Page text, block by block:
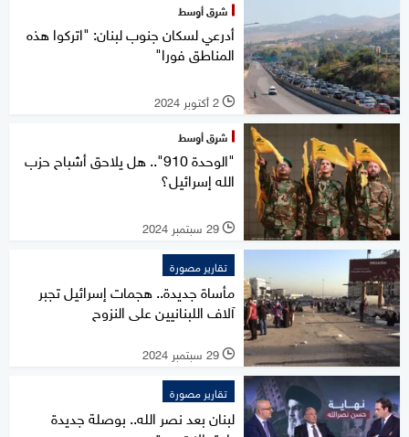
شرق أوسط
أدرعي لسكان جنوب لبنان: "اتركوا هذه
المناطق فورا"
l 2 أكتوبر 2024
شرق أوسط
"الوحدة 910".. هل يلاحق أشباح حزب
الله إسرائيل؟
l 29 سبتمبر 2024
تقارير مصورة
مأساة جديدة.. هجمات إسرائيل تجبر
آلاف اللبنانيين على النزوح
l 29 سبتمبر 2024
تقارير مصورة
لبنان بعد نصر الله.. بوصلة جديدة